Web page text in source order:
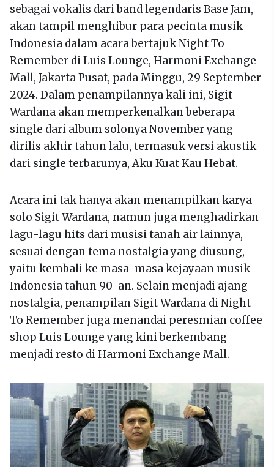
sebagai vokalis dari band legendaris Base Jam,
akan tampil menghibur para pecinta musik
Indonesia dalam acara bertajuk Night To
Remember di Luis Lounge, Harmoni Exchange
Mall, Jakarta Pusat, pada Minggu, 29 September
2024. Dalam penampilannya kali ini, Sigit
Wardana akan memperkenalkan beberapa
single dari album solonya November yang
dirilis akhir tahun lalu, termasuk versi akustik
dari single terbarunya, Aku Kuat Kau Hebat.
Acara ini tak hanya akan menampilkan karya
solo Sigit Wardana, namun juga menghadirkan
lagu-lagu hits dari musisi tanah air lainnya,
sesuai dengan tema nostalgia yang diusung,
yaitu kembali ke masa-masa kejayaan musik
Indonesia tahun 90-an. Selain menjadi ajang
nostalgia, penampilan Sigit Wardana di Night
To Remember juga menandai peresmian coffee
shop Luis Lounge yang kini berkembang
menjadi resto di Harmoni Exchange Mall.